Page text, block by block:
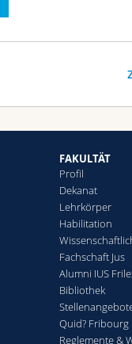
FAKULTÄT
Profil
Dekanat
Lehrkörper
Habilitation
Fachschaft Jus
Alumni IUS
Bibliothek
Quid? Fribourg
Reglemente &